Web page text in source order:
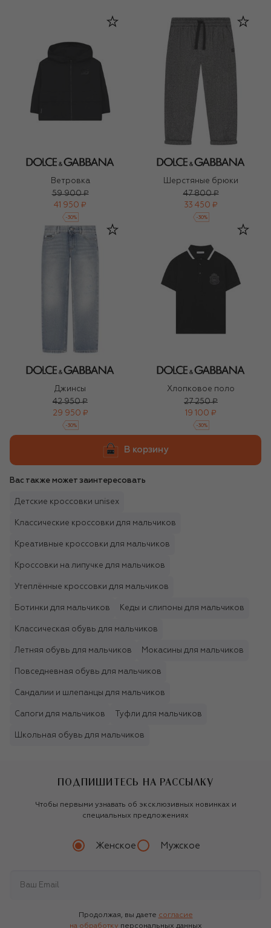
Ветровка
59 900 ₽
41 950 ₽
-30%
Шерстяные брюки
47 800 ₽
33 450 ₽
-30%
Джинсы
42 950 ₽
29 950 ₽
-30%
Хлопковое поло
27 250 ₽
19 100 ₽
-30%
В корзину
Вас также может заинтересовать
Детские кроссовки unisex
Классические кроссовки для мальчиков
Креативные кроссовки для мальчиков
Кроссовки на липучке для мальчиков
Утеплённые кроссовки для мальчиков
Ботинки для мальчиков Кеды и слипоны для мальчиков
Классическая обувь для мальчиков
Летняя обувь для мальчиков Мокасины для мальчиков
Повседневная обувь для мальчиков
Сандалии и шлепанцы для мальчиков
Сапоги для мальчиков Туфли для мальчиков
Школьная обувь для мальчиков
ПОДПИШИТЕСЬ НА РАССЫЛКУ
Чтобы первыми узнавать об эксклюзивных новинках и
специальных предложениях
Женское Мужское
Продолжая, вы даете согласие
на обработку персональных данных